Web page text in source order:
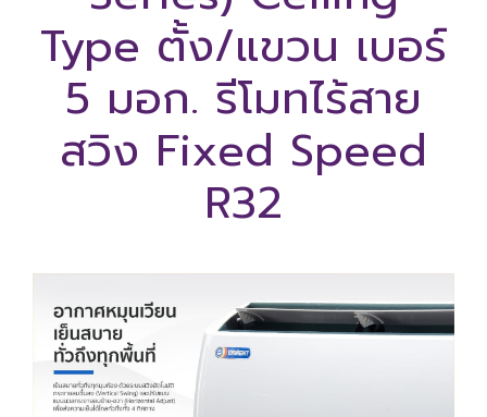
Type ตั้ง/แขวน เบอร์
5 มอก. รีโมทไร้สาย
สวิง Fixed Speed
R32